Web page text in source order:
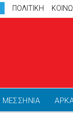
ΠΟΛΙΤΙΚΗ
ΜΕΣΣΗΝΙΑ